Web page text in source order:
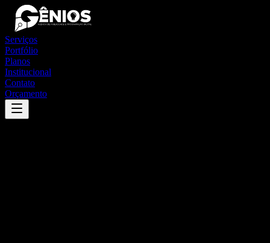
Serviços
Portfólio
Planos
Institucional
Contato
Orçamento